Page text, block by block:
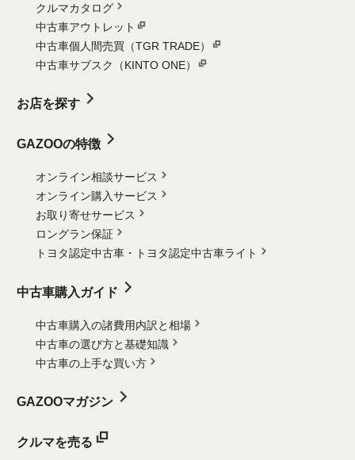
クルマカタログ
中古車アウトレット
中古車個人間売買（TGR TRADE）
中古車サブスク（KINTO ONE）
お店を探す
GAZOOの特徴
オンライン相談サービス
オンライン購入サービス
お取り寄せサービス
ロングラン保証
トヨタ認定中古車・
トヨタ認定中古車ライト
中古車購入ガイド
中古車購入の諸費用内訳と相場
中古車の選び方と基礎知識
中古車の上手な買い方
GAZOOマガジン
クルマを売る